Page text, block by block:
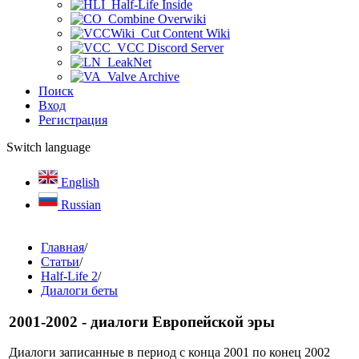
Half-Life Inside
Combine Overwiki
Cut Content Wiki
VCC Discord Server
LeakNet
Valve Archive
Поиск
Вход
Регистрация
Switch language
English
Russian
Главная/
Статьи/
Half-Life 2/
Диалоги беты
2001-2002 - диалоги Европейской эры
Диалоги записанные в период с конца 2001 по конец 2002